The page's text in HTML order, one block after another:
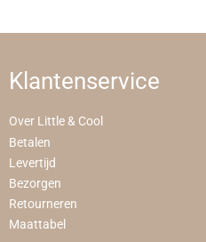
Klantenservice
Over Little & Cool
Betalen
Levertijd
Bezorgen
Retourneren
Maattabel